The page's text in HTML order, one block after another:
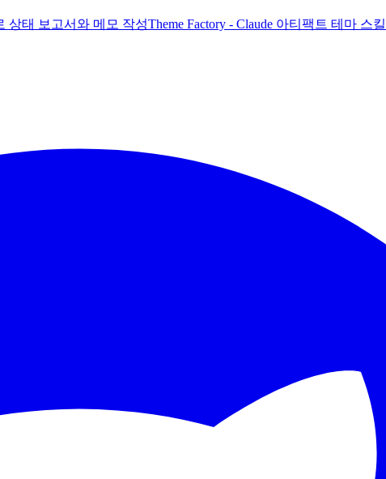
상태 보고서와 메모 작성Theme Factory - Claude 아티팩트 테마 스킬